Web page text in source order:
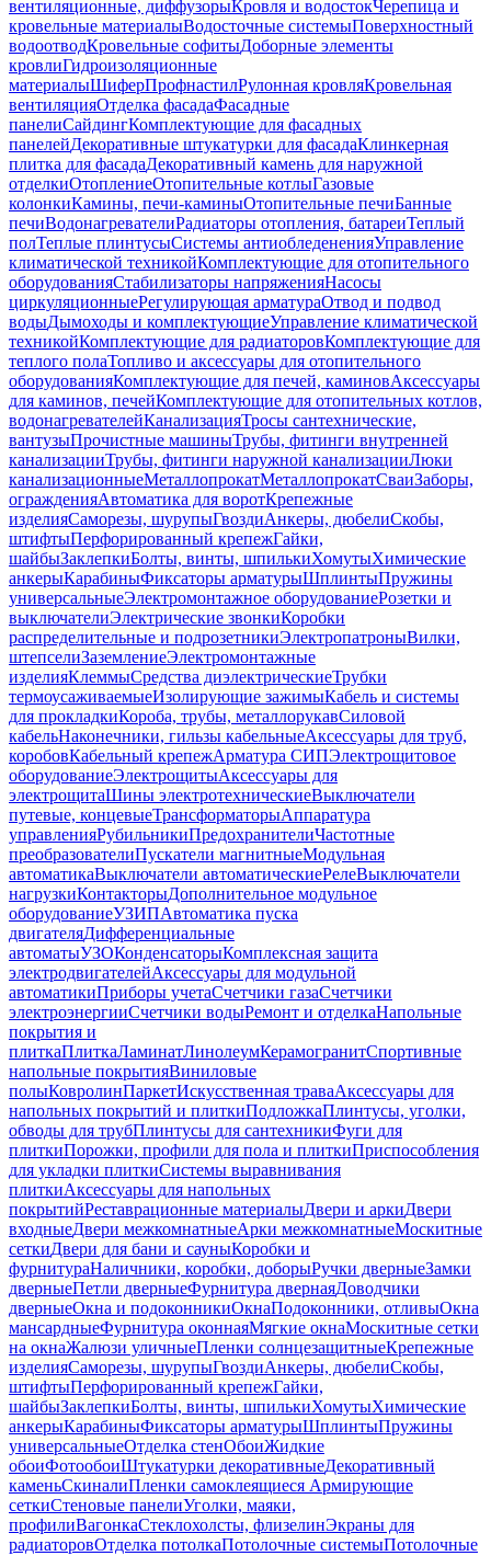
вентиляционные, диффузорыКровля и водостокЧерепица и
кровельные материалыВодосточные системыПоверхностный
водоотводКровельные софитыДоборные элементы
кровлиГидроизоляционные
материалыШиферПрофнастилРулонная кровляКровельная
вентиляцияОтделка фасадаФасадные
панелиСайдингКомплектующие для фасадных
панелейДекоративные штукатурки для фасадаКлинкерная
плитка для фасадаДекоративный камень для наружной
отделкиОтоплениеОтопительные котлыГазовые
колонкиКамины, печи-каминыОтопительные печиБанные
печиВодонагревателиРадиаторы отопления, батареиТеплый
полТеплые плинтусыСистемы антиобледененияУправление
климатической техникойКомплектующие для отопительного
оборудованияСтабилизаторы напряженияНасосы
циркуляционныеРегулирующая арматураОтвод и подвод
водыДымоходы и комплектующиеУправление климатической
техникойКомплектующие для радиаторовКомплектующие для
теплого полаТопливо и аксессуары для отопительного
оборудованияКомплектующие для печей, каминовАксессуары
для каминов, печейКомплектующие для отопительных котлов,
водонагревателейКанализацияТросы сантехнические,
вантузыПрочистные машиныТрубы, фитинги внутренней
канализацииТрубы, фитинги наружной канализацииЛюки
канализационныеМеталлопрокатМеталлопрокатСваиЗаборы,
огражденияАвтоматика для воротКрепежные
изделияСаморезы, шурупыГвоздиАнкеры, дюбелиСкобы,
штифтыПерфорированный крепежГайки,
шайбыЗаклепкиБолты, винты, шпилькиХомутыХимические
анкерыКарабиныФиксаторы арматурыШплинтыПружины
универсальныеЭлектромонтажное оборудованиеРозетки и
выключателиЭлектрические звонкиКоробки
распределительные и подрозетникиЭлектропатроныВилки,
штепселиЗаземлениеЭлектромонтажные
изделияКлеммыСредства диэлектрическиеТрубки
термоусаживаемыеИзолирующие зажимыКабель и системы
для прокладкиКороба, трубы, металлорукавСиловой
кабельНаконечники, гильзы кабельныеАксессуары для труб,
коробовКабельный крепежАрматура СИПЭлектрощитовое
оборудованиеЭлектрощитыАксессуары для
электрощитаШины электротехническиеВыключатели
путевые, концевыеТрансформаторыАппаратура
управленияРубильникиПредохранителиЧастотные
преобразователиПускатели магнитныеМодульная
автоматикаВыключатели автоматическиеРелеВыключатели
нагрузкиКонтакторыДополнительное модульное
оборудованиеУЗИПАвтоматика пуска
двигателяДифференциальные
автоматыУЗОКонденсаторыКомплексная защита
электродвигателейАксессуары для модульной
автоматикиПриборы учетаСчетчики газаСчетчики
электроэнергииСчетчики водыРемонт и отделкаНапольные
покрытия и
плиткаПлиткаЛаминатЛинолеумКерамогранитСпортивные
напольные покрытияВиниловые
полыКовролинПаркетИскусственная траваАксессуары для
напольных покрытий и плиткиПодложкаПлинтусы, уголки,
обводы для трубПлинтусы для сантехникиФуги для
плиткиПорожки, профили для пола и плиткиПриспособления
для укладки плиткиСистемы выравнивания
плиткиАксессуары для напольных
покрытийРеставрационные материалыДвери и аркиДвери
входныеДвери межкомнатныеАрки межкомнатныеМоскитные
сеткиДвери для бани и сауныКоробки и
фурнитураНаличники, коробки, доборыРучки дверныеЗамки
дверныеПетли дверныеФурнитура двернаяДоводчики
дверныеОкна и подоконникиОкнаПодоконники, отливыОкна
мансардныеФурнитура оконнаяМягкие окнаМоскитные сетки
на окнаЖалюзи уличныеПленки солнцезащитныеКрепежные
изделияСаморезы, шурупыГвоздиАнкеры, дюбелиСкобы,
штифтыПерфорированный крепежГайки,
шайбыЗаклепкиБолты, винты, шпилькиХомутыХимические
анкерыКарабиныФиксаторы арматурыШплинтыПружины
универсальныеОтделка стенОбоиЖидкие
обоиФотообоиШтукатурки декоративныеДекоративный
каменьСкиналиПленки самоклеящиеся Армирующие
сеткиСтеновые панелиУголки, маяки,
профилиВагонкаСтеклохолсты, флизелинЭкраны для
радиаторовОтделка потолкаПотолочные системыПотолочные